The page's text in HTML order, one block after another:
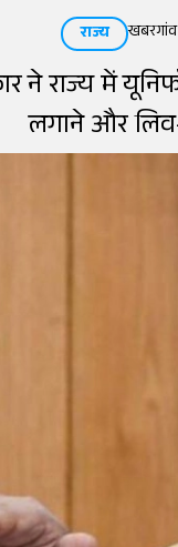
राज्य
ने राज्य में
लगाने और लिव-